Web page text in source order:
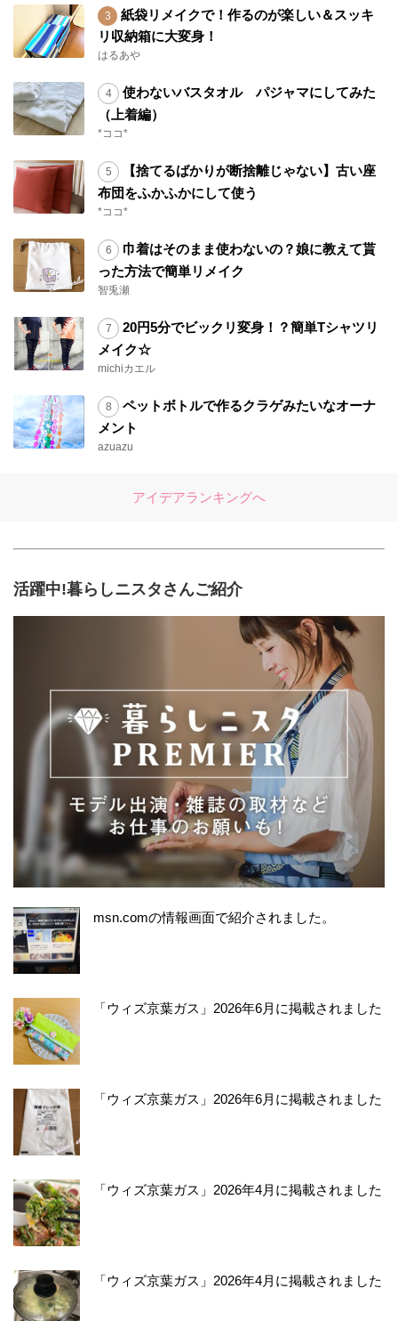
紙袋リメイクで！作るのが楽しい＆スッキ
リ収納箱に大変身！
はるあや
使わないバスタオル パジャマにしてみた
（上着編）
*ココ*
【捨てるばかりが断捨離じゃない】古い座
布団をふかふかにして使う
*ココ*
巾着はそのまま使わないの？娘に教えて貰
った方法で簡単リメイク
智兎瀬
20円5分でビックリ変身！？簡単Tシャツリ
メイク☆
michiカエル
ペットボトルで作るクラゲみたいなオーナ
メント
azuazu
アイデアランキングへ
活躍中!暮らしニスタさんご紹介
msn.comの情報画面で紹介されました。
「ウィズ京葉ガス」2026年6月に掲載されました
「ウィズ京葉ガス」2026年6月に掲載されました
「ウィズ京葉ガス」2026年4月に掲載されました
「ウィズ京葉ガス」2026年4月に掲載されました